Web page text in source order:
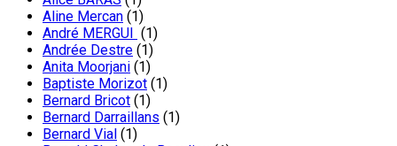
Aline Mercan (1)
André MERGUI
(1)
Andrée Destre (1)
Anita Moorjani (1)
Baptiste Morizot (1)
Bernard Bricot (1)
Bernard Darraillans (1)
Bernard Vial (1)